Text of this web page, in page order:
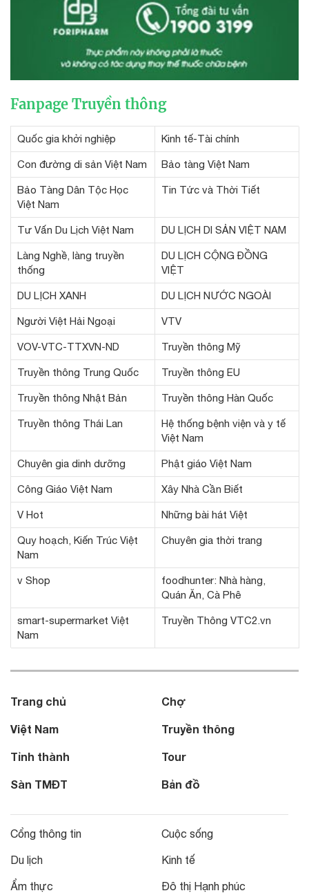
Fanpage Truyền thông
Quốc gia khởi nghiệp Kinh tế-Tài chính
Con đường di sản Việt Nam Bảo tàng Việt Nam
Bảo Tàng Dân Tộc Học
Việt Nam
Tin Tức và Thời Tiết
Tư Vấn Du Lịch Việt Nam DU LỊCH DI SẢN VIỆT NAM
Làng Nghề, làng truyền
thống
DU LỊCH CỘNG ĐỒNG
VIỆT
DU LỊCH XANH DU LỊCH NƯỚC NGOÀI
Người Việt Hải Ngoại VTV
VOV-VTC-TTXVN-ND Truyền thông Mỹ
Truyền thông Trung Quốc Truyền thông EU
Truyền thông Nhật Bản Truyền thông Hàn Quốc
Truyền thông Thái Lan
Hệ thống bệnh viện và y tế
Việt Nam
Chuyên gia dinh dưỡng Phật giáo Việt Nam
Công Giáo Việt Nam Xây Nhà Cần Biết
V Hot Những bài hát Việt
Quy hoạch, Kiến Trúc Việt
Nam
Chuyên gia thời trang
v Shop
foodhunter: Nhà hàng,
Quán Ăn, Cà Phê
smart-supermarket Việt
Nam
Truyền Thông VTC2.vn
Trang chủ
Việt Nam
Tỉnh thành
Sàn TMĐT
Chợ
Truyền thông
Tour
Bản đồ
Cổng thông tin
Du lịch
Ẩm thực
Cuộc sống
Kinh tế
Đô thị Hạnh phúc